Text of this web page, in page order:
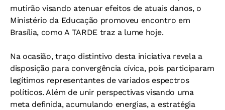
mutirão visando atenuar efeitos de atuais danos, o
Ministério da Educação promoveu encontro em
Brasília, como A TARDE traz a lume hoje.
Na ocasião, traço distintivo desta iniciativa revela a
disposição para convergência cívica, pois participaram
legítimos representantes de variados espectros
políticos. Além de unir perspectivas visando uma
meta definida, acumulando energias, a estratégia